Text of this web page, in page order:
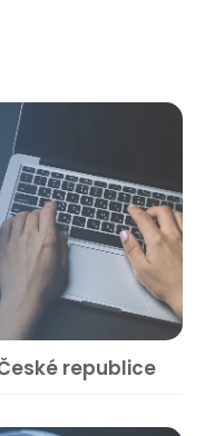
republice